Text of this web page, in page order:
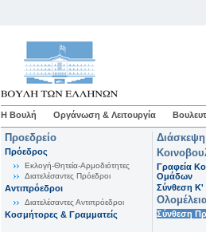
Η Βουλή Οργάνωση & Λειτουργία
Προεδρείο
Πρόεδρος
Εκλογή-Θητεία-Αρμοδιότητες
Διατελέσαντες Πρόεδροι
Αντιπρόεδροι
Διατελέσαντες Αντιπρόεδροι
Κοσμήτορες & Γραμματείς
Γραφεία
Ομάδων
Σύνθεση K'
Σύνθεση